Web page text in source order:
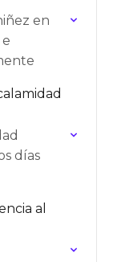
en
días
al